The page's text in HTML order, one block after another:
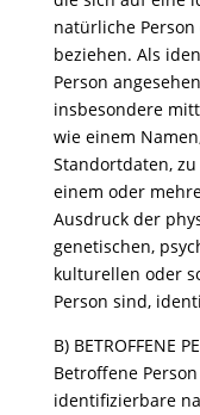
natürliche Person
beziehen. Als
Person
insbesondere
wie einem
Standortdaten,
einem oder
Ausdruck der
genetischen,
kulturellen oder
Person sind,
B) BETROFFENE
Betroffene
identifizierbare